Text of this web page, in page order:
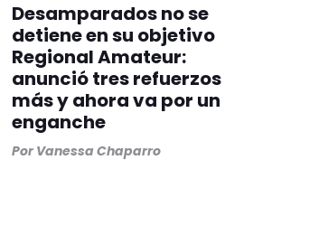
Desamparados no se
detiene en su objetivo
Regional Amateur:
anunció tres refuerzos
más y ahora va por un
enganche
Por Vanessa Chaparro